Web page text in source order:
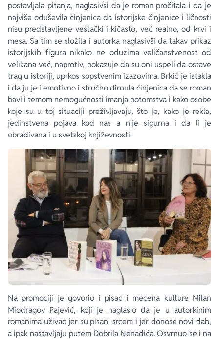
postavljala pitanja, naglasivši da je roman pročitala i da je
najviše oduševila činjenica da istorijske činjenice i ličnosti
nisu predstavljene veštački i kičasto, već realno, od krvi i
mesa. Sa tim se složila i autorka naglasivši da takav prikaz
istorijskih figura nikako ne oduzima veličanstvenost od
velikana već, naprotiv, pokazuje da su oni uspeli da ostave
trag u istoriji, uprkos sopstvenim izazovima. Brkić je istakla
i da ju je i emotivno i stručno dirnula činjenica da se roman
bavi i temom nemogućnosti imanja potomstva i kako osobe
koje su u toj situaciji preživljavaju, što je, kako je rekla,
jedinstvena pojava kod nas a nije sigurna i da li je
obrađivana i u svetskoj književnosti.
Na promociji je govorio i pisac i mecena kulture Milan
Miodragov Pajević, koji je naglasio da je u autorkinim
romanima uživao jer su pisani srcem i jer donose novi dah,
a ipak nastavljaju putem Dobrila Nenadića. Osvrnuo se i na